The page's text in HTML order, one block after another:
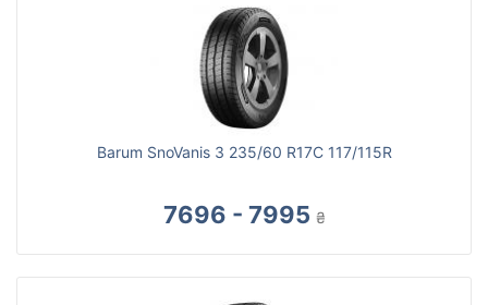
Barum SnoVanis 3 235/60 R17C 117/115R
7696 - 7995 ₴